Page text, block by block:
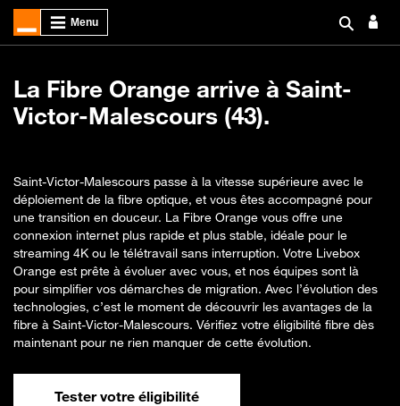
La Fibre Orange arrive à Saint-
Victor-Malescours (43).
Saint-Victor-Malescours passe à la vitesse supérieure avec le
déploiement de la fibre optique, et vous êtes accompagné pour
une transition en douceur. La Fibre Orange vous offre une
connexion internet plus rapide et plus stable, idéale pour le
streaming 4K ou le télétravail sans interruption. Votre Livebox
Orange est prête à évoluer avec vous, et nos équipes sont là
pour simplifier vos démarches de migration. Avec l’évolution des
technologies, c’est le moment de découvrir les avantages de la
fibre à Saint-Victor-Malescours. Vérifiez votre éligibilité fibre dès
maintenant pour ne rien manquer de cette évolution.
Tester votre éligibilité